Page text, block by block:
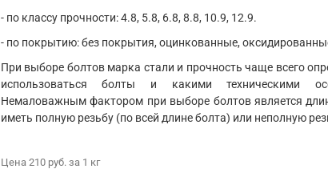
- по классу прочности: 4.8, 5.8, 6.8, 8.8, 10.9, 12.9.
- по покрытию: без покрытия, оцинкованные,
При выборе болтов марка стали и прочность чаще всего
использоваться болты и какими техническими
Немаловажным фактором при выборе болтов является
иметь полную резьбу (по всей длине болта) или неполную
Цена 210 руб.за 1 кг